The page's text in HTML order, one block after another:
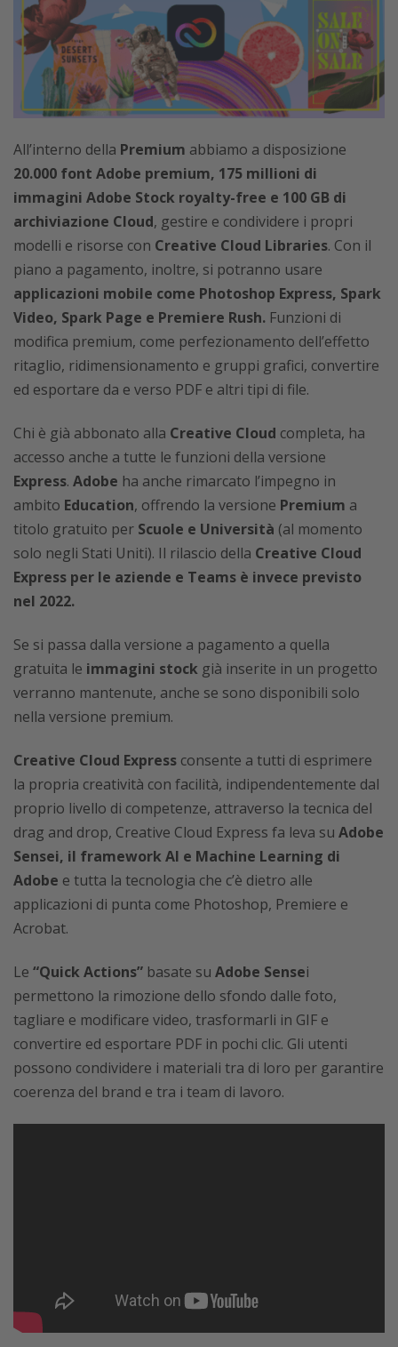
All’interno della Premium abbiamo a disposizione
20.000 font Adobe premium, 175 millioni di
immagini Adobe Stock royalty-free e 100 GB di
archiviazione Cloud, gestire e condividere i propri
modelli e risorse con Creative Cloud Libraries. Con il
piano a pagamento, inoltre, si potranno usare
applicazioni mobile come Photoshop Express, Spark
Video, Spark Page e Premiere Rush. Funzioni di
modifica premium, come perfezionamento dell’effetto
ritaglio, ridimensionamento e gruppi grafici, convertire
ed esportare da e verso PDF e altri tipi di file.
Chi è già abbonato alla Creative Cloud completa, ha
accesso anche a tutte le funzioni della versione
Express. Adobe ha anche rimarcato l’impegno in
ambito Education, offrendo la versione Premium a
titolo gratuito per Scuole e Università (al momento
solo negli Stati Uniti). Il rilascio della Creative Cloud
Express per le aziende e Teams è invece previsto
nel 2022.
Se si passa dalla versione a pagamento a quella
gratuita le immagini stock già inserite in un progetto
verranno mantenute, anche se sono disponibili solo
nella versione premium.
Creative Cloud Express consente a tutti di esprimere
la propria creatività con facilità, indipendentemente dal
proprio livello di competenze, attraverso la tecnica del
drag and drop, Creative Cloud Express fa leva su Adobe
Sensei, il framework AI e Machine Learning di
Adobe e tutta la tecnologia che c’è dietro alle
applicazioni di punta come Photoshop, Premiere e
Acrobat.
Le “Quick Actions” basate su Adobe Sensei
permettono la rimozione dello sfondo dalle foto,
tagliare e modificare video, trasformarli in GIF e
convertire ed esportare PDF in pochi clic. Gli utenti
possono condividere i materiali tra di loro per garantire
coerenza del brand e tra i team di lavoro.